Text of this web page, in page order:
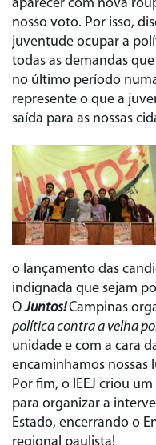
aparecer com nova
nosso voto. Por isso,
juventude ocupar a
todas as demandas
no último período
represente o que a
saída para as nossas
o lançamento das
indignada que sejam
OJuntos!Campinas
política contra a velha
unidade e com a cara
encaminhamos nossas
Por fim, o IEEJ criou
para organizar a
Estado, encerrando o